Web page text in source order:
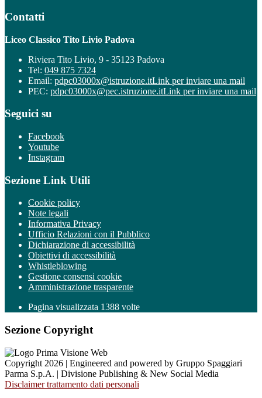
Contatti
Liceo Classico Tito Livio Padova
Riviera Tito Livio, 9 - 35123 Padova
Tel: 049 875 7324
Email: pdpc03000x@istruzione.itLink per inviare una mail
PEC: pdpc03000x@pec.istruzione.itLink per inviare una mail
Seguici su
Facebook
Youtube
Instagram
Sezione Link Utili
Cookie policy
Note legali
Informativa Privacy
Ufficio Relazioni con il Pubblico
Dichiarazione di accessibilità
Obiettivi di accessibilità
Whistleblowing
Gestione consensi cookie
Amministrazione trasparente
Pagina visualizzata 1388 volte
Sezione Copyright
Copyright 2026 | Engineered and powered by Gruppo Spaggiari
Parma S.p.A. | Divisione Publishing & New Social Media
Disclaimer trattamento dati personali